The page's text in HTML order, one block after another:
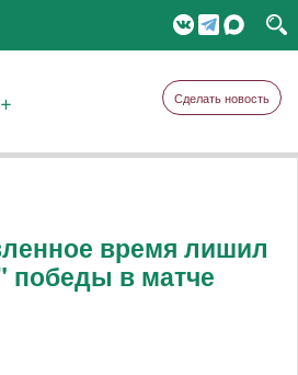
Сделать новость
время лишил
победы в матче